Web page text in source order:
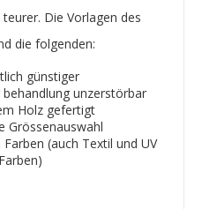
Die Vorlagen des
die folgenden:
günstiger
unzerstörbar
Holz gefertigt
Grössenauswahl
(auch Textil und UV
Farben)